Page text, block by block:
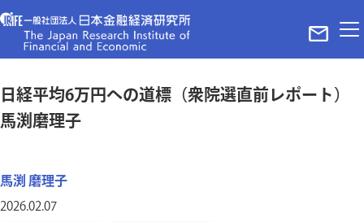
ホーム
日経平均6万円への道標（衆院選直前レポート）
馬渕磨理子
馬渕 磨理子
2026.02.07